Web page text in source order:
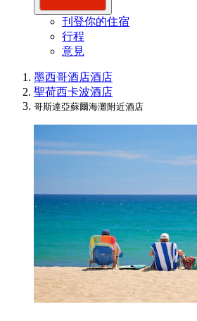
刊登你的住宿
行程
意見
墨西哥酒店酒店
聖荷西卡波酒店
哥斯達亞蘇爾海灘附近酒店